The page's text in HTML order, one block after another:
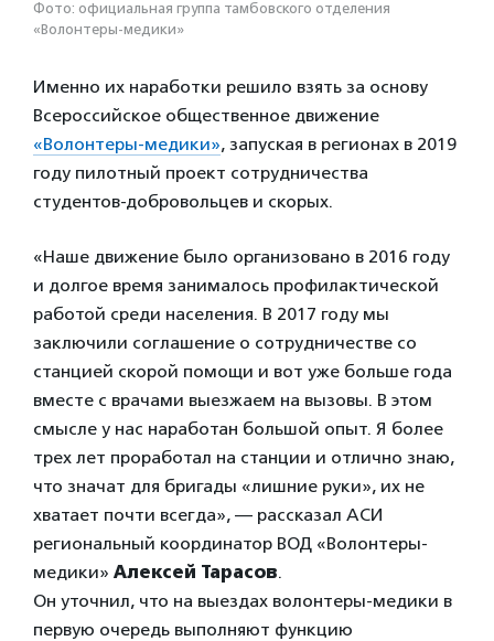
Фото: официальная группа тамбовского отделения
«Волонтеры-медики»
Именно их наработки решило взять за основу
Всероссийское общественное движение
«Волонтеры-медики», запуская в регионах в 2019
году пилотный проект сотрудничества
студентов-добровольцев и скорых.
«Наше движение было организовано в 2016 году
и долгое время занималось профилактической
работой среди населения. В 2017 году мы
заключили соглашение о сотрудничестве со
станцией скорой помощи и вот уже больше года
вместе с врачами выезжаем на вызовы. В этом
смысле у нас наработан большой опыт. Я более
трех лет проработал на станции и отлично знаю,
что значат для бригады «лишние руки», их не
хватает почти всегда», — рассказал АСИ
региональный координатор ВОД «Волонтеры-
медики» Алексей Тарасов.
Он уточнил, что на выездах волонтеры-медики в
первую очередь выполняют функцию